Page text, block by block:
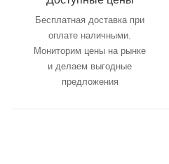
Бесплатная доставка при
оплате наличными.
Мониторим цены на рынке
и делаем выгодные
предложения